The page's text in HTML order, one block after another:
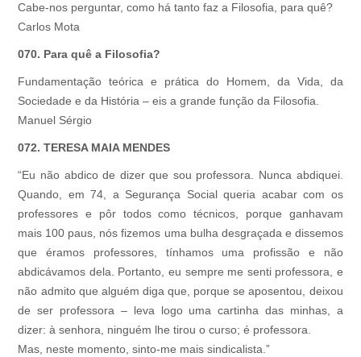
Cabe-nos perguntar, como há tanto faz a Filosofia, para quê?
Carlos Mota
070. Para quê a Filosofia?
Fundamentação teórica e prática do Homem, da Vida, da
Sociedade e da História – eis a grande função da Filosofia.
Manuel Sérgio
072. TERESA MAIA MENDES
“Eu não abdico de dizer que sou professora. Nunca abdiquei.
Quando, em 74, a Segurança Social queria acabar com os
professores e pôr todos como técnicos, porque ganhavam
mais 100 paus, nós fizemos uma bulha desgraçada e dissemos
que éramos professores, tínhamos uma profissão e não
abdicávamos dela. Portanto, eu sempre me senti professora, e
não admito que alguém diga que, porque se aposentou, deixou
de ser professora – leva logo uma cartinha das minhas, a
dizer: à senhora, ninguém lhe tirou o curso; é professora.
Mas, neste momento, sinto-me mais sindicalista.”